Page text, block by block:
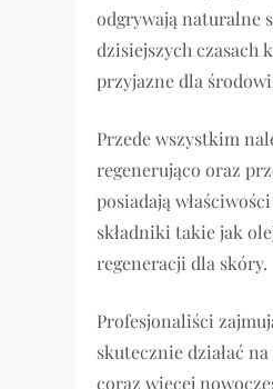
odgrywają naturalne
dzisiejszych czasach
przyjazne dla
Przede wszystkim
regenerująco oraz
posiadają
składniki takie jak
regeneracji dla skóry.
Profesjonaliści
skutecznie działać
coraz więcej